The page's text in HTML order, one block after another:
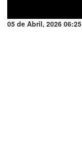
05 de Abril, 2026 06:25